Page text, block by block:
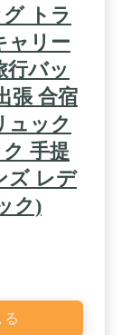
トラ
ャリー
行バッ
張 合宿
ュック
手提
ズ レデ
ク)